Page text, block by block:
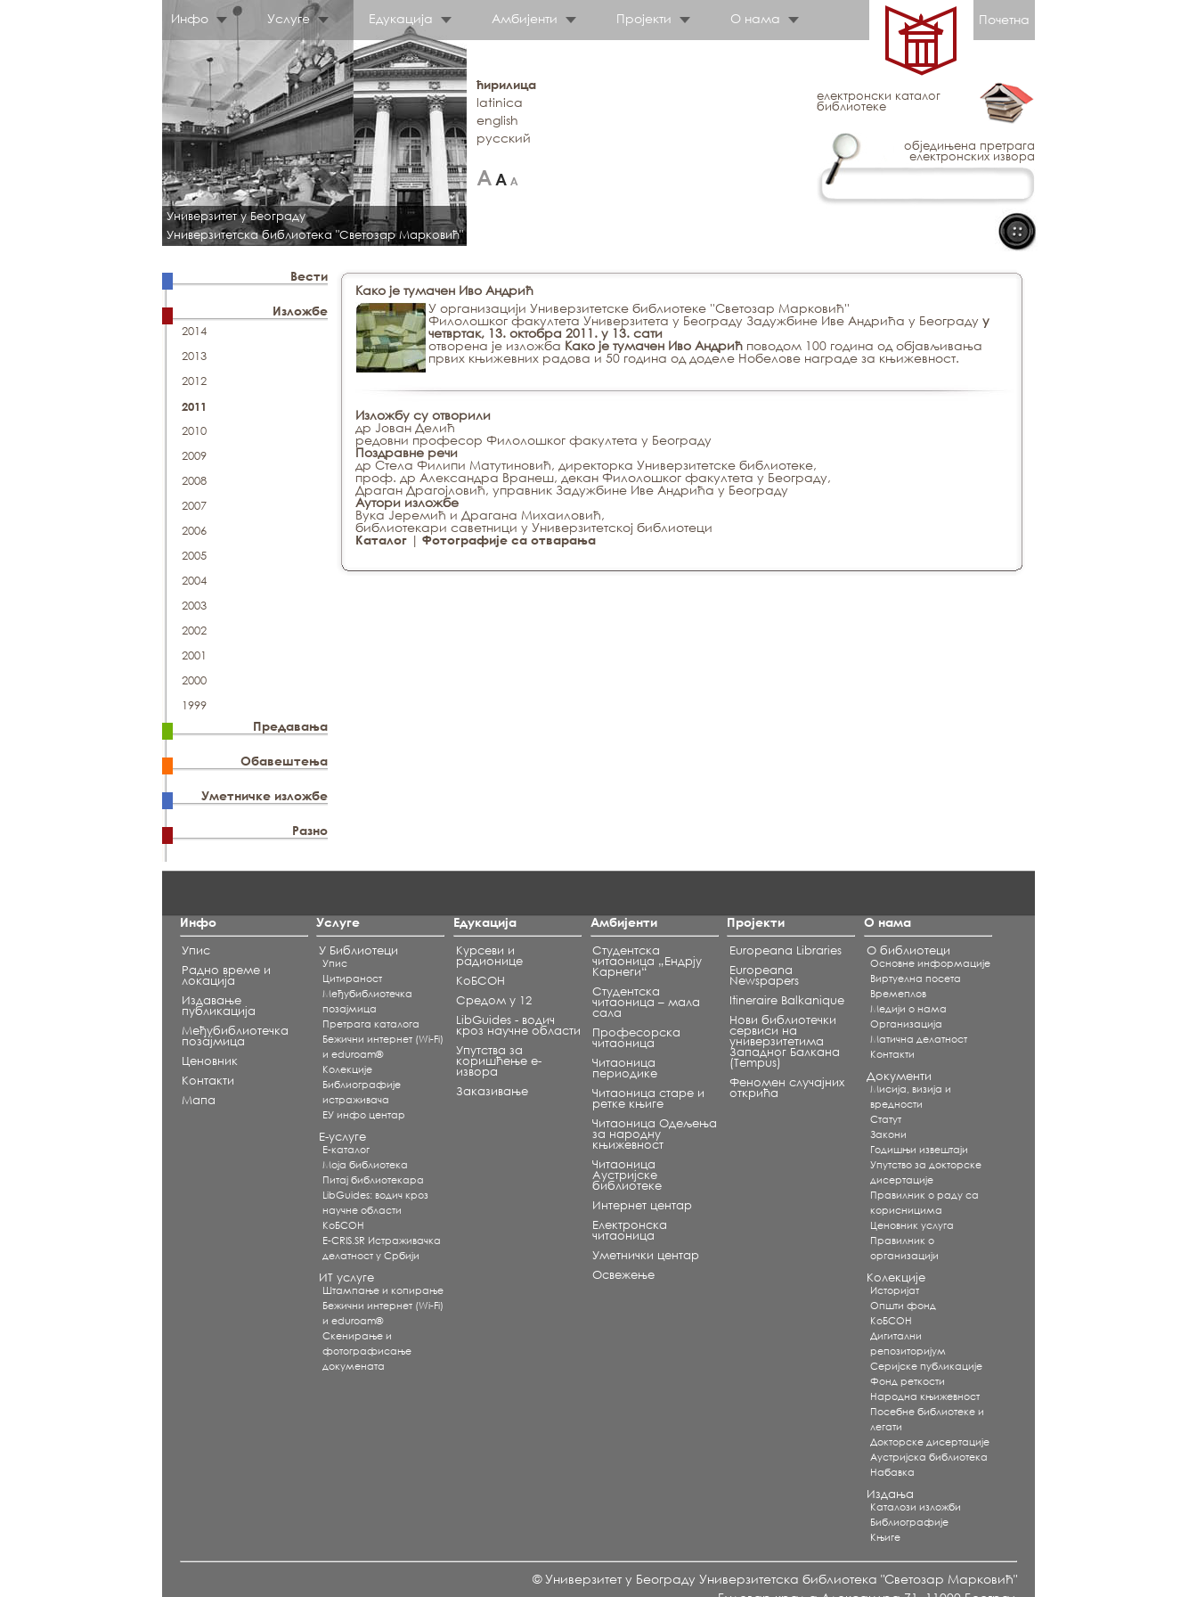
Инфо Услуге Едукација Амбијенти Пројекти О нама Почетна
Универзитет у Београду
Универзитетска библиотека "Светозар Марковић"
ћирилица
latinica
english
русский
електронски каталог
библиотеке
обједињена претрага
електронских извора
Вести
Изложбе
2014
2013
2012
2011
2010
2009
2008
2007
2006
2005
2004
2003
2002
2001
2000
1999
Предавања
Обавештења
Уметничке изложбе
Разно
Како је тумачен Иво Андрић
У организацији Универзитетске библиотеке ''Светозар Марковић''
Филолошког факултета Универзитета у Београду Задужбине Иве Андрића у Београду у
четвртак, 13. октобра 2011. у 13. сати
отворена је изложбa Како је тумачен Иво Андрић поводом 100 година од објављивања
првих књижевних радова и 50 година од доделе Нобелове награде за књижевност.
Изложбу су отворили
др Јован Делић
редовни професор Филолошког факултета у Београду
Поздравне речи
др Стела Филипи Матутиновић, директорка Универзитетске библиотеке,
проф. др Александра Вранеш, декан Филолошког факултета у Београду,
Драган Драгојловић, управник Задужбине Иве Андрића у Београду
Аутори изложбе
Вука Јеремић и Драгана Михаиловић,
библиотекари саветници у Универзитетској библиотеци
Каталог | Фотографије са отварања
Инфо
Упис
Радно време и
локација
Издавање
публикација
Међубиблиотечка
позајмица
Ценовник
Контакти
Мапа
Услуге
У Библиотеци
Упис
Цитираност
Међубиблиотечка
позајмица
Претрага каталога
Бежични интернет (Wi-Fi)
и eduroam®
Koлекције
Библиографије
истраживача
ЕУ инфо центар
Е-услуге
Е-каталог
Моја библиотека
Питај библиотекара
LibGuides: водич кроз
научне области
КоБСОН
E-CRIS.SR Истраживачка
делатност у Србији
ИТ услуге
Штампање и копирање
Бежични интернет (Wi-Fi)
и eduroam®
Скенирање и
фотографисање
докумената
Едукација
Курсеви и
радионице
КоБСОН
Средом у 12
LibGuides - водич
кроз научне области
Упутства за
коришћење е-
извора
Заказивање
Амбијенти
Студентска
читаоница „Ендрју
Карнеги“
Студентска
читаоница – мала
сала
Професорска
читаоница
Читаоница
периодике
Читаоница старе и
ретке књиге
Читаоница Одељења
за народну
књижевност
Читаоница
Аустријске
библиотеке
Интернет центар
Електронска
читаоница
Уметнички центар
Освежење
Пројекти
Europeana Libraries
Europeana
Newspapers
Itineraire Balkanique
Нови библиотечки
сервиси на
универзитетима
Западног Балкана
(Tempus)
Феномен случајних
открића
О нама
О библиотеци
Основне информације
Виртуелна посета
Времеплов
Медији о нама
Организација
Матична делатност
Контакти
Документи
Мисија, визија и
вредности
Статут
Закони
Годишњи извештаји
Упутство за докторске
дисертације
Правилник о раду са
корисницима
Ценовник услуга
Правилник о
организацији
Колекције
Историјат
Општи фонд
КоБСОН
Дигитални
репозиторијум
Серијске публикације
Фонд реткости
Народна књижевност
Посебне библиотеке и
легати
Докторске дисертације
Аустријска библиотека
Набавка
Издања
Каталози изложби
Библиографије
Књиге
© Универзитет у Београду Универзитетска библиотека "Светозар Марковић"